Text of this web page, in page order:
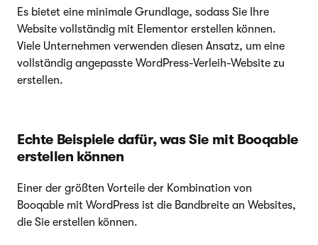
Es bietet eine minimale Grundlage, sodass Sie Ihre
Website vollständig mit Elementor erstellen können.
Viele Unternehmen verwenden diesen Ansatz, um eine
vollständig angepasste WordPress-Verleih-Website zu
erstellen.
Echte Beispiele dafür, was Sie mit Booqable
erstellen können
Einer der größten Vorteile der Kombination von
Booqable mit WordPress ist die Bandbreite an Websites,
die Sie erstellen können.